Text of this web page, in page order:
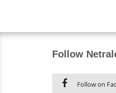
Follow
Follow on